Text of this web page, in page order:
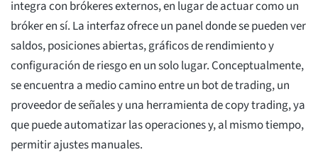
integra con brókeres externos, en lugar de actuar como un
bróker en sí. La interfaz ofrece un panel donde se pueden ver
saldos, posiciones abiertas, gráficos de rendimiento y
configuración de riesgo en un solo lugar. Conceptualmente,
se encuentra a medio camino entre un bot de trading, un
proveedor de señales y una herramienta de copy trading, ya
que puede automatizar las operaciones y, al mismo tiempo,
permitir ajustes manuales.